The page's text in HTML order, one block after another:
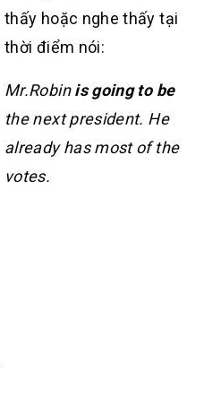
thấy hoặc nghe thấy tại
thời điểm nói:
Mr.Robinis going to be
the next president. He
already has most of the
votes.